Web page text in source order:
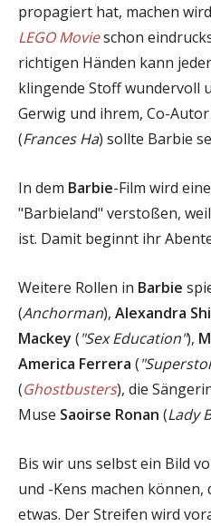
propagiert hat, machen
LEGO Movieschon
richtigen Händen kann
klingende Stoff wundervoll
Gerwig und ihrem, Co-
(Frances Ha) sollte Barbie
In dem Barbie-Film wird
"Barbieland" verstoßen,
ist. Damit beginnt ihr
Weitere Rollen in Barbie
(Anchorman), Alexandra
Mackey ("Sex Education"),
America Ferrera (
(Ghostbusters), die
Muse Saoirse Ronan (Lady
Bis wir uns selbst ein Bild
und -Kens machen können,
etwas. Der Streifen wird